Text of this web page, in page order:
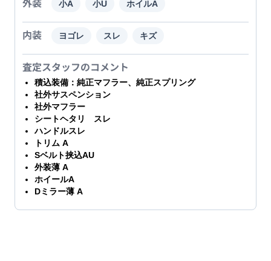
小A 小U ホイルA
内装 ヨゴレ スレ キズ
査定スタッフのコメント
積込装備：純正マフラー、純正スプリング
社外サスペンション
社外マフラー
シートヘタリ スレ
ハンドルスレ
トリム A
Sベルト挟込AU
外装薄 A
ホイールA
Dミラー薄 A